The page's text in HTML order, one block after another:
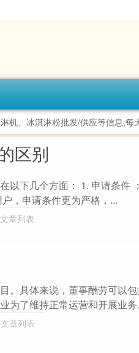
、冰淇淋粉批发/供应等信息,每
区别
以下几个方面： 1. 申请条件
，申请条件更为严格，...
文章列表
。具体来说，董事酬劳可以
为了维持正常运营和开展业务
文章列表